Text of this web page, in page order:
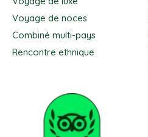
Voyage de noces
Combiné multi-pays
Rencontre ethnique